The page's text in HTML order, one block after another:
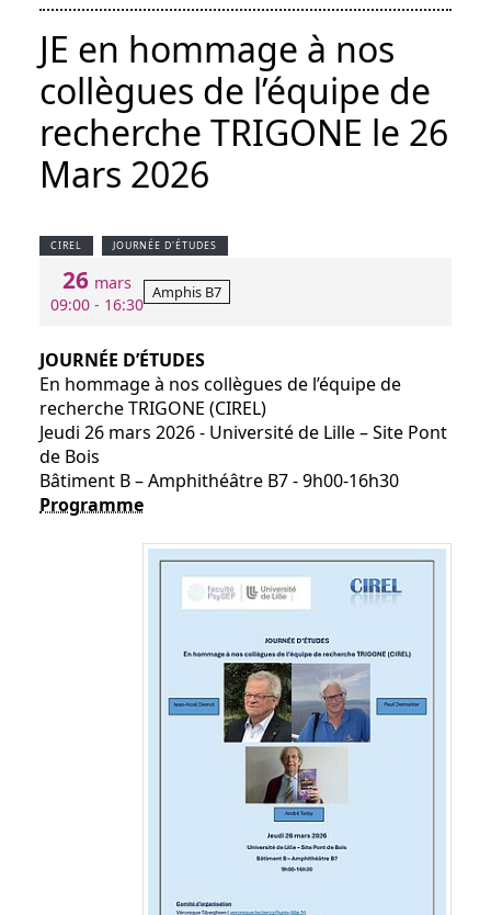
JE en hommage à nos
collègues de l’équipe de
recherche TRIGONE le 26
Mars 2026
CIREL JOURNÉE D'ÉTUDES
26 mars
09:00 - 16:30
Amphis B7
JOURNÉE D’ÉTUDES
En hommage à nos collègues de l’équipe de
recherche TRIGONE (CIREL)
Jeudi 26 mars 2026 - Université de Lille – Site Pont
de Bois
Bâtiment B – Amphithéâtre B7 - 9h00-16h30
Programme